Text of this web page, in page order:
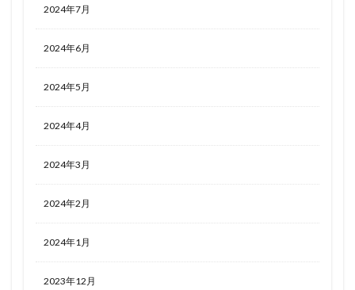
2024年7月
2024年6月
2024年5月
2024年4月
2024年3月
2024年2月
2024年1月
2023年12月